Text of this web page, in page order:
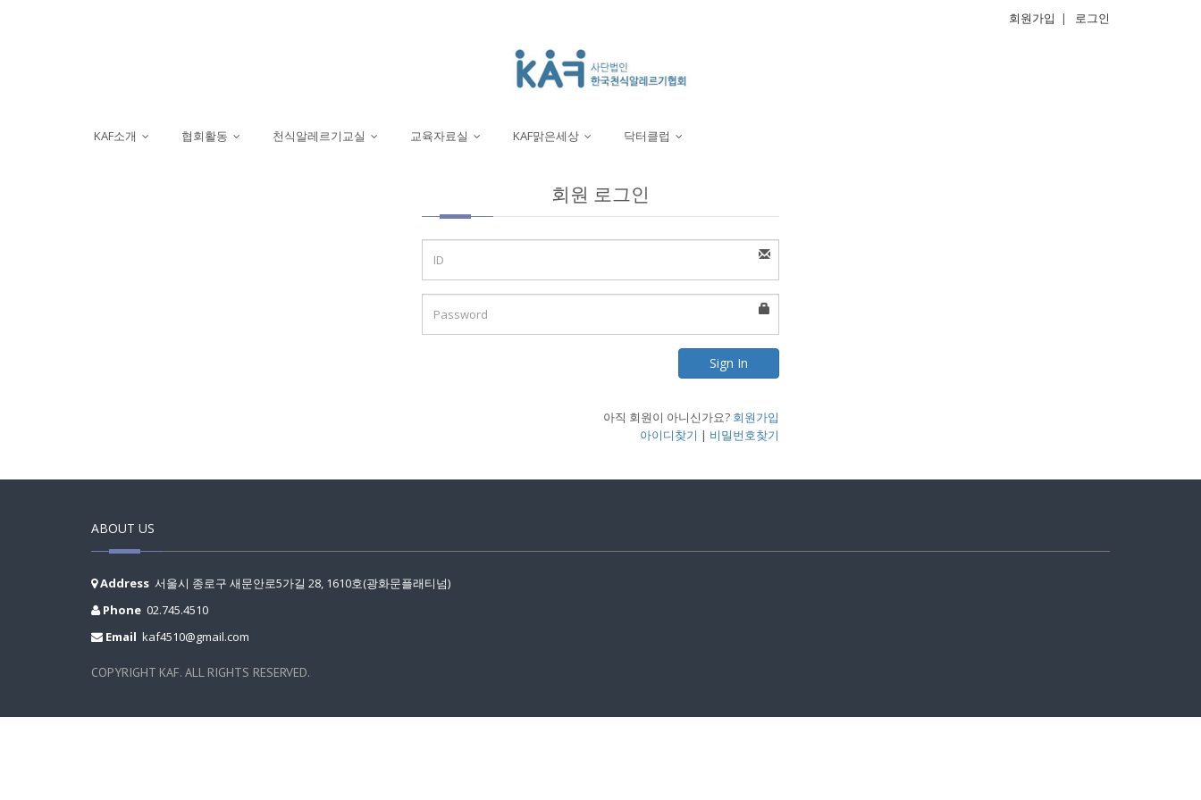
회원가입 | 로그인
KAF소개 협회활동 천식알레르기교실 교육자료실 KAF맑은세상 닥터클럽
회원 로그인
Sign In
아직 회원이 아니신가요? 회원가입
아이디찾기 | 비밀번호찾기
ABOUT US
Address 서울시 종로구 새문안로5가길 28, 1610호(광화문플래티넘)
Phone 02.745.4510
Email kaf4510@gmail.com
COPYRIGHT KAF. ALL RIGHTS RESERVED.